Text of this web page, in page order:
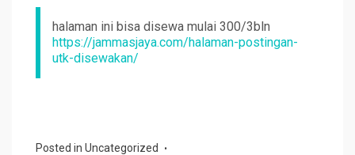
halaman ini bisa disewa mulai 300/3bln
https://jammasjaya.com/halaman-postingan-
utk-disewakan/
Posted in Uncategorized